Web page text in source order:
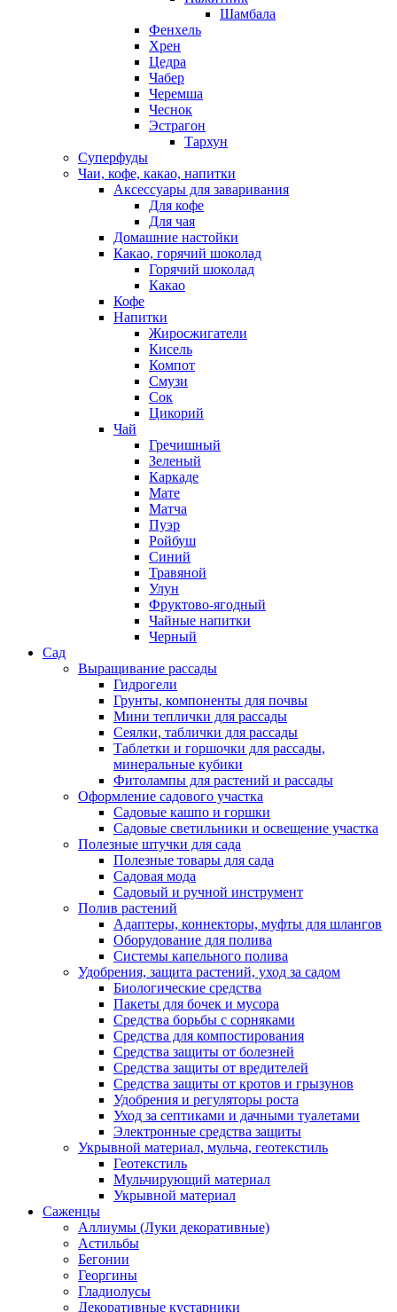
Шамбала
Фенхель
Хрен
Цедра
Чабер
Черемша
Чеснок
Эстрагон
Тархун
Суперфуды
Чаи, кофе, какао, напитки
Аксессуары для заваривания
Для кофе
Для чая
Домашние настойки
Какао, горячий шоколад
Горячий шоколад
Какао
Кофе
Напитки
Жиросжигатели
Кисель
Компот
Смузи
Сок
Цикорий
Чай
Гречишный
Зеленый
Каркаде
Мате
Матча
Пуэр
Ройбуш
Синий
Травяной
Улун
Фруктово-ягодный
Чайные напитки
Черный
Сад
Выращивание рассады
Гидрогели
Грунты, компоненты для почвы
Мини теплички для рассады
Сеялки, таблички для рассады
Таблетки и горшочки для рассады,
минеральные кубики
Фитолампы для растений и рассады
Оформление садового участка
Садовые кашпо и горшки
Садовые светильники и освещение участка
Полезные штучки для сада
Полезные товары для сада
Садовая мода
Садовый и ручной инструмент
Полив растений
Адаптеры, коннекторы, муфты для шлангов
Оборудование для полива
Системы капельного полива
Удобрения, защита растений, уход за садом
Биологические средства
Пакеты для бочек и мусора
Средства борьбы с сорняками
Средства для компостирования
Средства защиты от болезней
Средства защиты от вредителей
Средства защиты от кротов и грызунов
Удобрения и регуляторы роста
Уход за септиками и дачными туалетами
Электронные средства защиты
Укрывной материал, мульча, геотекстиль
Геотекстиль
Мульчирующий материал
Укрывной материал
Саженцы
Аллиумы (Луки декоративные)
Астильбы
Бегонии
Георгины
Гладиолусы
Декоративные кустарники